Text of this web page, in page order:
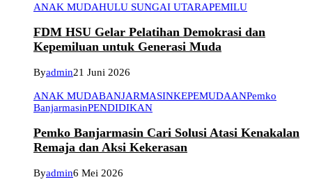
ANAK MUDAHULU SUNGAI UTARAPEMILU
FDM HSU Gelar Pelatihan Demokrasi dan
Kepemiluan untuk Generasi Muda
Byadmin21 Juni 2026
ANAK MUDABANJARMASINKEPEMUDAANPemko
BanjarmasinPENDIDIKAN
Pemko Banjarmasin Cari Solusi Atasi Kenakalan
Remaja dan Aksi Kekerasan
Byadmin6 Mei 2026